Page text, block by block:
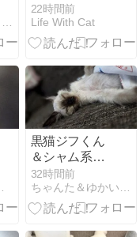
会(カインズ幕
張店)
22時間前
Life With Cat
黒猫ジフくん
＆シャム系レ
モンくん★里
親募集中
32時間前